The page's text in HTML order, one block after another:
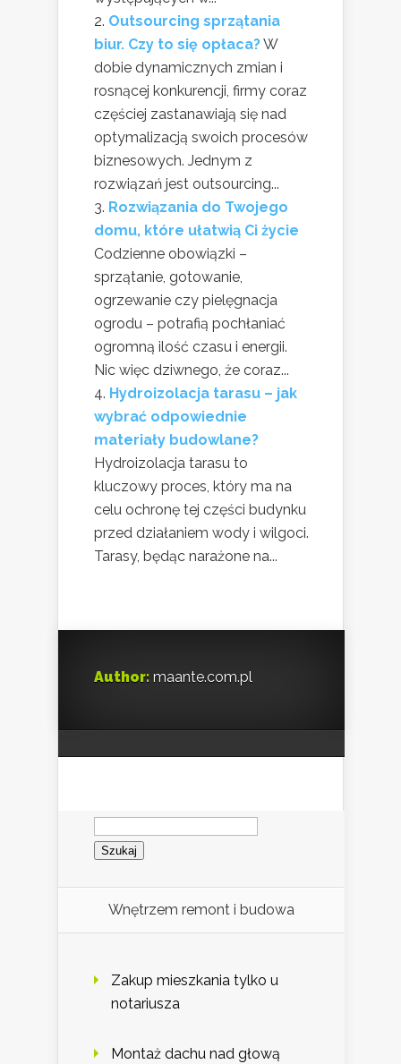
Outsourcing sprzątania
biur. Czy to się opłaca?W
dobie dynamicznych zmian i
rosnącej konkurencji, firmy coraz
częściej zastanawiają się nad
optymalizacją swoich procesów
biznesowych. Jednym z
rozwiązań jest outsourcing...
Rozwiązania do Twojego
domu, które ułatwią Ci życie
Codzienne obowiązki –
sprzątanie, gotowanie,
ogrzewanie czy pielęgnacja
ogrodu – potrafią pochłaniać
ogromną ilość czasu i energii.
Nic więc dziwnego, że coraz...
Hydroizolacja tarasu – jak
wybrać odpowiednie
materiały budowlane?
Hydroizolacja tarasu to
kluczowy proces, który ma na
celu ochronę tej części budynku
przed działaniem wody i wilgoci.
Tarasy, będąc narażone na...
Author: maante.com.pl
Szukaj:
Wnętrzem remont i budowa
Zakup mieszkania tylko u
notariusza
Montaż dachu nad głową